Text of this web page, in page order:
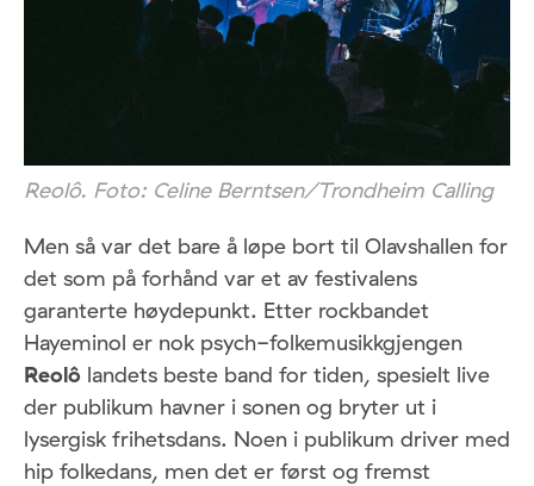
Reolô. Foto: Celine Berntsen/Trondheim Calling
Men så var det bare å løpe bort til Olavshallen for
det som på forhånd var et av festivalens
garanterte høydepunkt. Etter rockbandet
Hayeminol er nok psych-folkemusikkgjengen
Reolô landets beste band for tiden, spesielt live
der publikum havner i sonen og bryter ut i
lysergisk frihetsdans. Noen i publikum driver med
hip folkedans, men det er først og fremst